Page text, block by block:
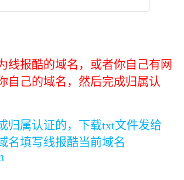
线报酷的域名，或者你自己有网
自己的域名，然后完成归属认
归属认证的，下载txt文件发给
名填写线报酷当前域名